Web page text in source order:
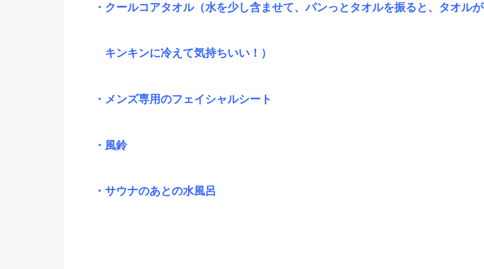
・クールコアタオル（水を少し含ませて、パンっとタオルを振ると、タオルが
キンキンに冷えて気持ちいい！）
・メンズ専用のフェイシャルシート
・風鈴
・サウナのあとの水風呂